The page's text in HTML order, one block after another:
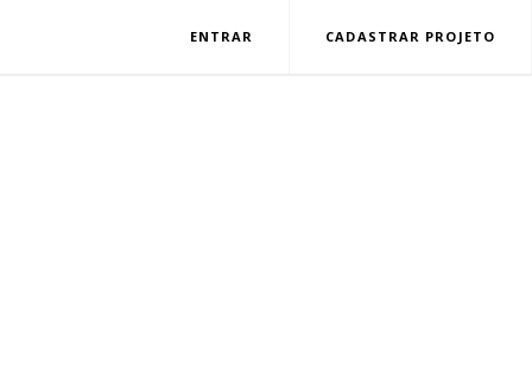
ENTRAR CADASTRAR PROJETO